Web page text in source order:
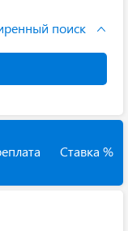
поиск
Ставка %